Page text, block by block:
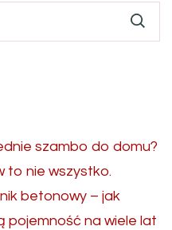
szambo do domu?
to nie wszystko.
betonowy – jak
pojemność na wiele lat